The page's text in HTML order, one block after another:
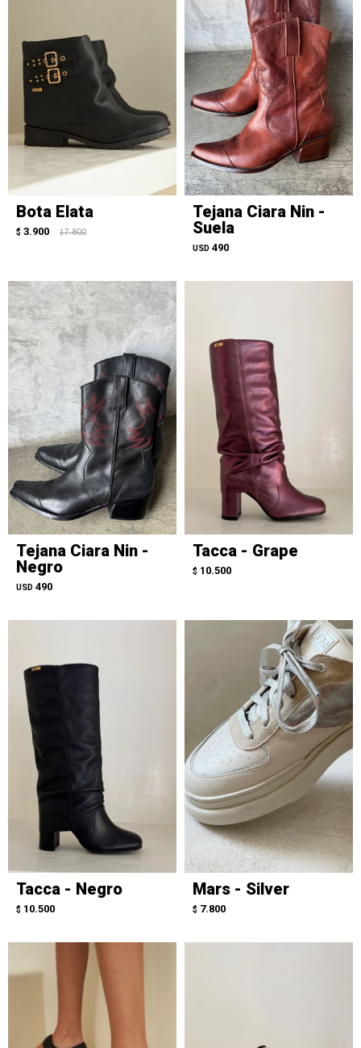
Bota Elata
$ 3.900 $ 7.800
Tejana Ciara Nin -
Suela
USD 490
Tejana Ciara Nin -
Negro
USD 490
Tacca - Grape
$ 10.500
Tacca - Negro
$ 10.500
Mars - Silver
$ 7.800